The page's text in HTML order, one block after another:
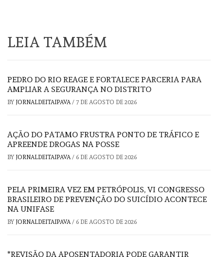
LEIA TAMBÉM
PEDRO DO RIO REAGE E FORTALECE PARCERIA PARA
AMPLIAR A SEGURANÇA NO DISTRITO
BY JORNALDEITAIPAVA/ 7 DE AGOSTO DE 2026
AÇÃO DO PATAMO FRUSTRA PONTO DE TRÁFICO E
APREENDE DROGAS NA POSSE
BY JORNALDEITAIPAVA/ 6 DE AGOSTO DE 2026
PELA PRIMEIRA VEZ EM PETRÓPOLIS, VI CONGRESSO
BRASILEIRO DE PREVENÇÃO DO SUICÍDIO ACONTECE
NA UNIFASE
BY JORNALDEITAIPAVA/ 6 DE AGOSTO DE 2026
*REVISÃO DA APOSENTADORIA PODE GARANTIR